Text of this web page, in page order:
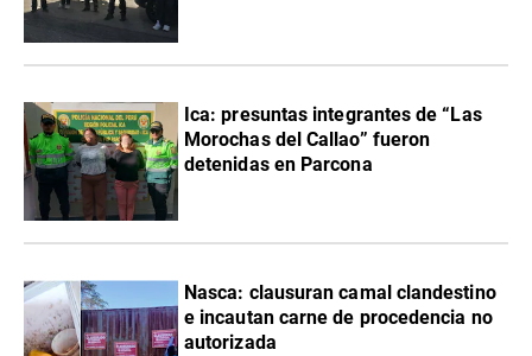
Ica: presuntas integrantes de “Las
Morochas del Callao” fueron
detenidas en Parcona
Nasca: clausuran camal clandestino
e incautan carne de procedencia no
autorizada